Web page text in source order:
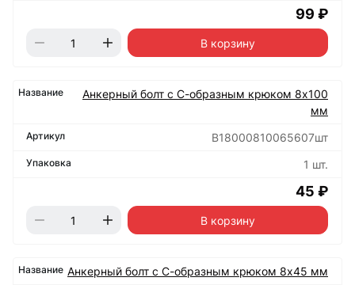
99 ₽
В корзину
Анкерный болт с С-образным крюком 8х100
мм
B18000810065607шт
1 шт.
45 ₽
В корзину
Анкерный болт с С-образным крюком 8х45 мм